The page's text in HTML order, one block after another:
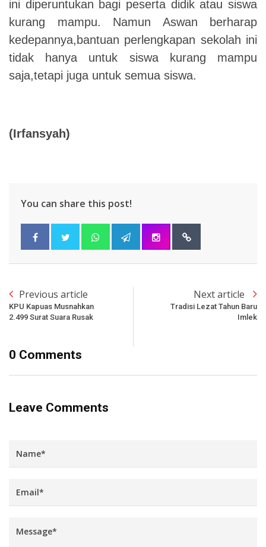
ini diperuntukan bagi peserta didik atau siswa
kurang mampu. Namun Aswan berharap
kedepannya,bantuan perlengkapan sekolah ini
tidak hanya untuk siswa kurang mampu
saja,tetapi juga untuk semua siswa.
(Irfansyah)
You can share this post!
Previous article
KPU Kapuas Musnahkan
2.499 Surat Suara Rusak
Next article
Tradisi Lezat Tahun Baru
Imlek
0 Comments
Leave Comments